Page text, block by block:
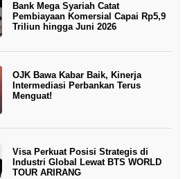
Bank Mega Syariah Catat
Pembiayaan Komersial Capai Rp5,9
Triliun hingga Juni 2026
OJK Bawa Kabar Baik, Kinerja
Intermediasi Perbankan Terus
Menguat!
Visa Perkuat Posisi Strategis di
Industri Global Lewat BTS WORLD
TOUR ARIRANG